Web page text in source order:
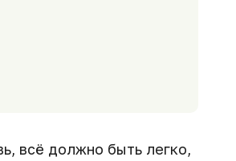
всё должно быть легко,